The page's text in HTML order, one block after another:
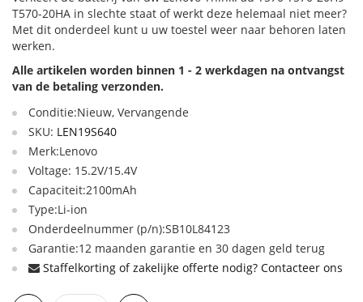
T570-20HA in slechte staat of werkt deze helemaal niet meer?
Met dit onderdeel kunt u uw toestel weer naar behoren laten
werken.
Alle artikelen worden binnen 1 - 2 werkdagen na ontvangst
van de betaling verzonden.
Conditie:Nieuw, Vervangende
SKU: LEN19S640
Merk:Lenovo
Voltage: 15.2V/15.4V
Capaciteit:2100mAh
Type:Li-ion
Onderdeelnummer (p/n):SB10L84123
Garantie:12 maanden garantie en 30 dagen geld terug
Staffelkorting of zakelijke offerte nodig? Contacteer ons